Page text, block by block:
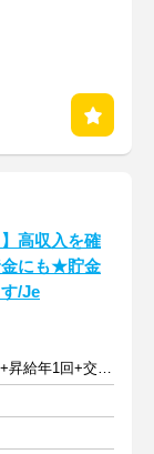
高収入を確
金にも★貯金
/Je
月給30～45.1万円+賞与年2回+昇給年1回+交通費全額